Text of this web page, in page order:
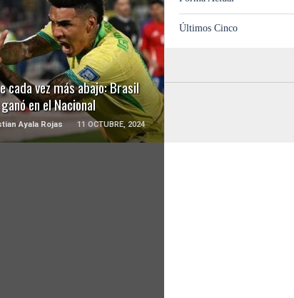
cada vez más abajo: Brasil
en el Nacional
Ayala Rojas 11 OCTUBRE, 2024
LEER MÁS